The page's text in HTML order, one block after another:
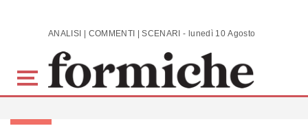
Skip to main content ANALISI | COMMENTI | SCENARI - lunedì 10 Agosto 2026